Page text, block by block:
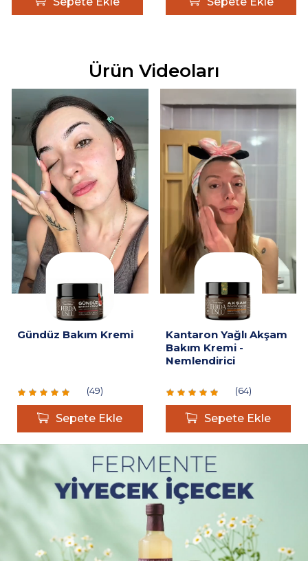
Ürün Videoları
Gündüz Bakım Kremi
Sepete Ekle
(49)
Kantaron Yağlı Akşam
Bakım Kremi -
Nemlendirici
Sepete Ekle
(64)